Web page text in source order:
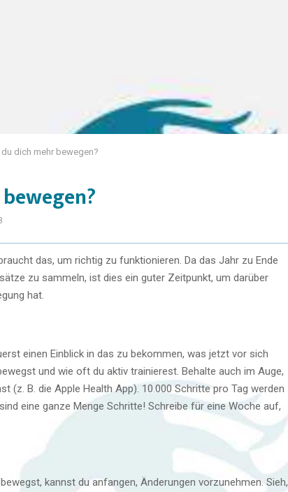
dich mehr bewegen?
das, um richtig zu funktionieren. Da das Jahr zu Ende
zu sammeln, ist dies ein guter Zeitpunkt, um darüber
hat.
einen Einblick in das zu bekommen, was jetzt vor sich
und wie oft du aktiv trainierest. Behalte auch im Auge,
(z. B. die Apple Health App). 10.000 Schritte pro Tag werden
eine ganze Menge Schritte! Schreibe für eine Woche auf,
kannst du anfangen, Änderungen vorzunehmen. Sieh,